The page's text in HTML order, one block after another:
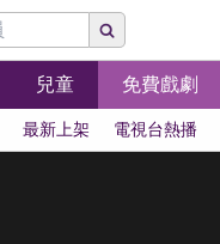
兒童 免費戲劇
最新上架 電視台熱播